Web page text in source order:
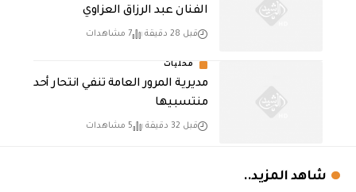
الفنان عبد الرزاق العزاوي
قبل 28 دقيقة 7 مشاهدات
محليات
مديرية المرور العامة تنفي انتحار أحد
منتسبيها
قبل 32 دقيقة 5 مشاهدات
شاهد المزيد..